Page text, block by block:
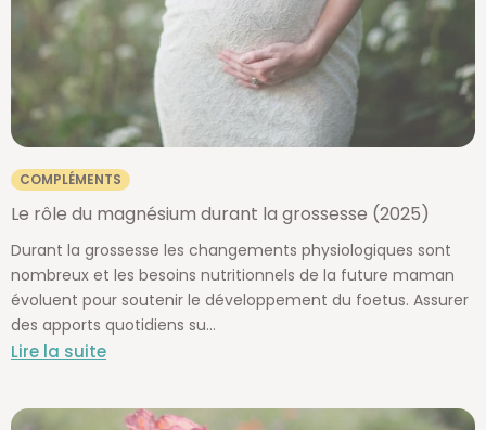
COMPLÉMENTS
Le rôle du magnésium durant la grossesse (2025)
Durant la grossesse les changements physiologiques sont
nombreux et les besoins nutritionnels de la future maman
évoluent pour soutenir le développement du foetus. Assurer
des apports quotidiens su...
Lire la suite